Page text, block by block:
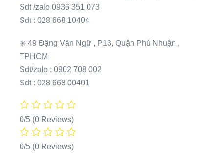
Sdt /zalo 0936 351 073
Sdt : 028 668 10404
✳️ 49 Đặng Văn Ngữ , P13, Quận Phú Nhuận ,
TPHCM
Sdt/zalo : 0902 708 002
Sdt : 028 668 00401
0/5 (0 Reviews)
0/5 (0 Reviews)